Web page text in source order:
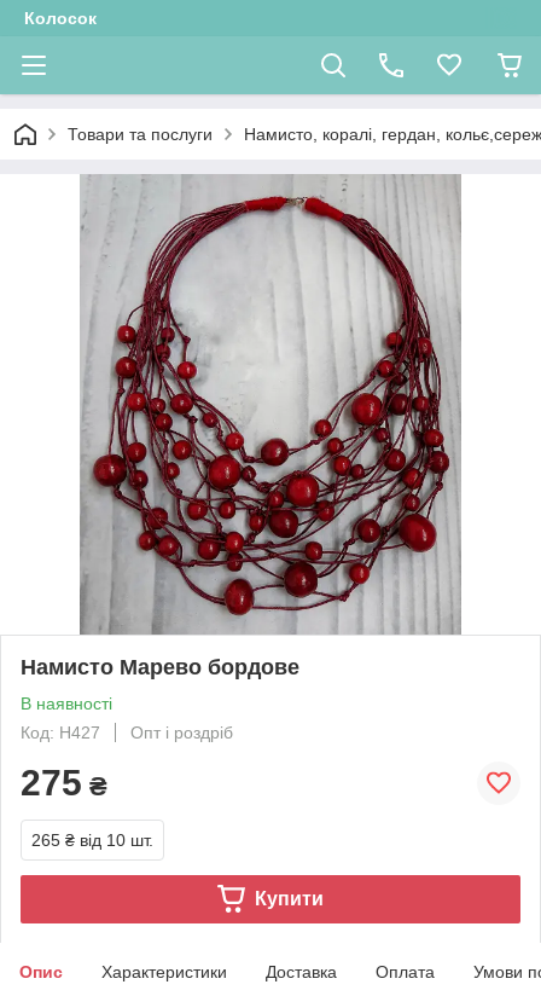
Колосок
Товари та послуги Намисто, коралі, гердан,
Намисто Марево бордове
В наявності
Код: Н427
Опт і роздріб
275 ₴
265 ₴ від 10 шт.
Купити
Опис Характеристики Доставка Оплата Умови